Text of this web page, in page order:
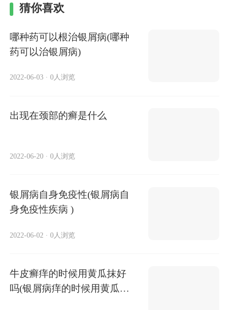
猜你喜欢
哪种药可以根治银屑病(哪种
药可以治银屑病)
2022-06-03 · 0人浏览
出现在颈部的癣是什么
2022-06-20 · 0人浏览
银屑病自身免疫性(银屑病自
身免疫性疾病 )
2022-06-02 · 0人浏览
牛皮癣痒的时候用黄瓜抹好
吗(银屑病痒的时候用黄瓜抹